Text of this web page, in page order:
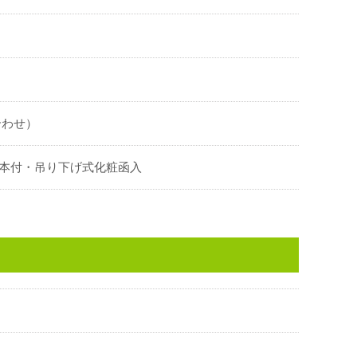
せ）
付・吊り下げ式化粧函入